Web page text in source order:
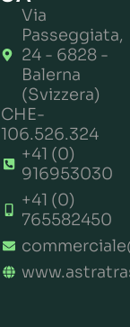
Via
Passeggiata,
24 - 6828 -
Balerna
(Svizzera)
CHE-
106.526.324
+41 (0)
916953030
+41 (0)
765582450